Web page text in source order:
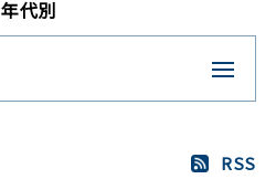
年代別
RSS